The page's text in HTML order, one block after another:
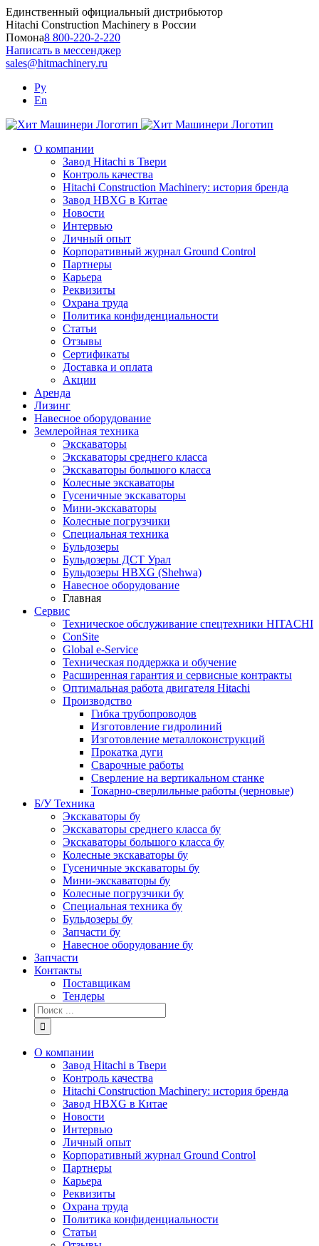
Skip
to
content
Единственный официальный дистрибьютор
Hitachi Construction Machinery в России
Помона8 800-220-2-220
Написать в мессенджер
sales@hitmachinery.ru
Ру
En
О компании
Завод Hitachi в Твери
Контроль качества
Hitachi Construction Machinery: история бренда
Завод HBXG в Китае
Новости
Интервью
Личный опыт
Корпоративный журнал Ground Control
Партнеры
Карьера
Реквизиты
Охрана труда
Политика конфиденциальности
Статьи
Отзывы
Сертификаты
Доставка и оплата
Акции
Аренда
Лизинг
Навесное оборудование
Землеройная техника
Экскаваторы
Экскаваторы среднего класса
Экскаваторы большого класса
Колесные экскаваторы
Гусеничные экскаваторы
Мини-экскаваторы
Колесные погрузчики
Специальная техника
Бульдозеры
Бульдозеры ДСТ Урал
Бульдозеры HBXG (Shehwa)
Навесное оборудование
Главная
Сервис
Техническое обслуживание спецтехники HITACHI
ConSite
Global e-Service
Техническая поддержка и обучение
Расширенная гарантия и сервисные контракты
Оптимальная работа двигателя Hitachi
Производство
Гибка трубопроводов
Изготовление гидролиний
Изготовление металлоконструкций
Прокатка дуги
Сварочные работы
Сверление на вертикальном станке
Токарно-сверлильные работы (черновые)
Б/У Техника
Экскаваторы бу
Экскаваторы среднего класса бу
Экскаваторы большого класса бу
Колесные экскаваторы бу
Гусеничные экскаваторы бу
Мини-экскаваторы бу
Колесные погрузчики бу
Специальная техника бу
Бульдозеры бу
Запчасти бу
Навесное оборудование бу
Запчасти
Контакты
Поставщикам
Тендеры
Результат
поиска:
О компании
Завод Hitachi в Твери
Контроль качества
Hitachi Construction Machinery: история бренда
Завод HBXG в Китае
Новости
Интервью
Личный опыт
Корпоративный журнал Ground Control
Партнеры
Карьера
Реквизиты
Охрана труда
Политика конфиденциальности
Статьи